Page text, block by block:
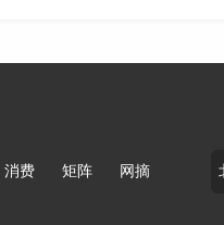
消费 矩阵 网摘